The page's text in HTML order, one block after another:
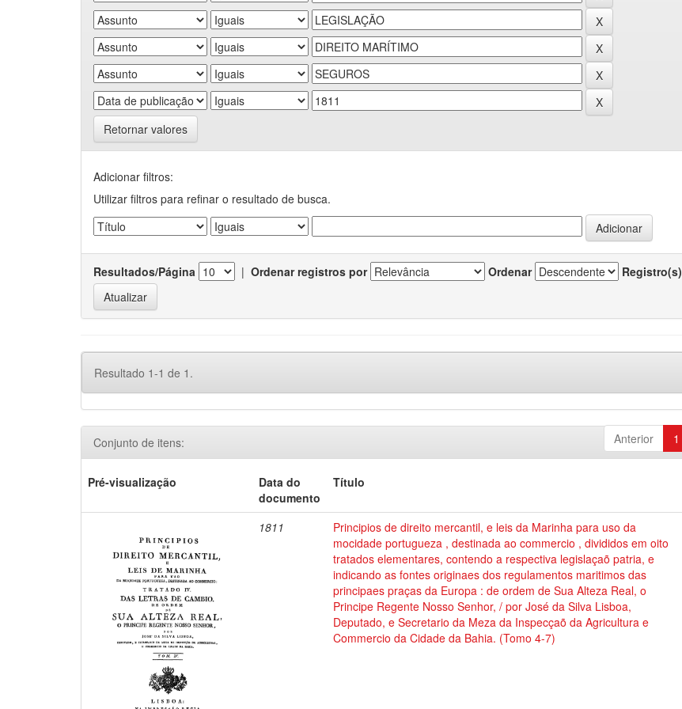
Retornar valores
Adicionar filtros:
Utilizar filtros para refinar o resultado de busca.
Resultados/Página | Ordenar registros por Ordenar Registro(s)
Resultado 1-1 de 1.
Anterior 1
Conjunto de itens:
Pré-visualização
Data do
documento
Título
1811
Principios de direito mercantil, e leis da Marinha para uso da
mocidade portugueza , destinada ao commercio , divididos em oito
tratados elementares, contendo a respectiva legislaçaõ patria, e
indicando as fontes originaes dos regulamentos maritimos das
principaes praças da Europa : de ordem de Sua Alteza Real, o
Principe Regente Nosso Senhor, / por José da Silva Lisboa,
Deputado, e Secretario da Meza da Inspecçaõ da Agricultura e
Commercio da Cidade da Bahia. (Tomo 4-7)